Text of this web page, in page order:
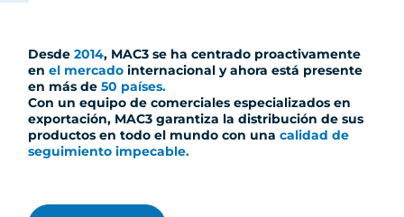
Desde 2014, MAC3 se ha centrado proactivamente
en el mercado internacional y ahora está presente
en más de 50 países.
Con un equipo de comerciales especializados en
exportación, MAC3 garantiza la distribución de sus
productos en todo el mundo con una calidad de
seguimiento impecable.